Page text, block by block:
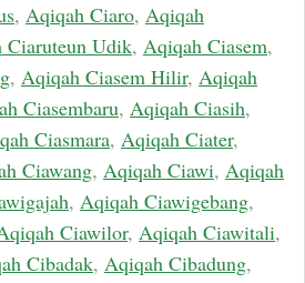
, Aqiqah Ciaro, Aqiqah
Ciaruteun Udik, Aqiqah Ciasem,
, Aqiqah Ciasem Hilir, Aqiqah
Ciasembaru, Aqiqah Ciasih,
Ciasmara, Aqiqah Ciater,
Ciawang, Aqiqah Ciawi, Aqiqah
, Aqiqah Ciawigebang,
Ciawilor, Aqiqah Ciawitali,
Cibadak, Aqiqah Cibadung,